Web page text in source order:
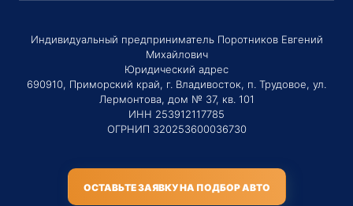
Индивидуальный предприниматель Поротников Евгений
Михайлович
Юридический адрес
690910, Приморский край, г. Владивосток, п. Трудовое, ул.
Лермонтова, дом № 37, кв. 101
ИНН 253912117785
ОГРНИП 320253600036730
ОСТАВЬТЕ ЗАЯВКУ НА ПОДБОР АВТО